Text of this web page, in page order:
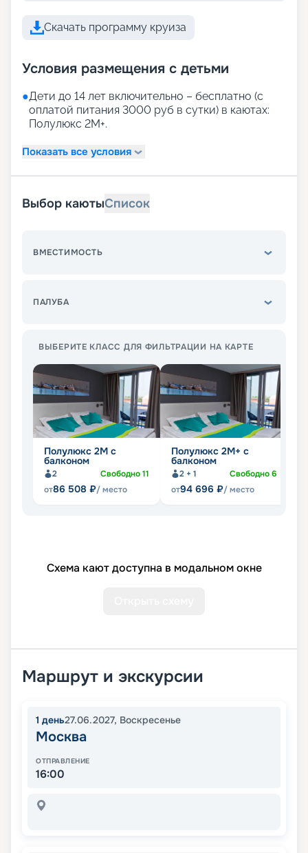
Скачать программу круиза
Условия размещения с детьми
●Дети до 14 лет включительно – бесплатно (с
оплатой питания 3000 руб в сутки) в каютах:
Полулюкс 2М+.
Показать все условия
Выбор каютыСписок
ВМЕСТИМОСТЬ
ПАЛУБА
ВЫБЕРИТЕ КЛАСС ДЛЯ ФИЛЬТРАЦИИ НА КАРТЕ
Полулюкс 2М с
балконом
2 Свободно11
от86 508 ₽/ место
Полулюкс 2М+ с
балконом
2 + 1 Свободно6
от94 696 ₽/ место
Схема кают доступна в модальном окне
Маршрут и экскурсии
1 день27.06.2027, Воскресенье
Москва
ОТПРАВЛЕНИЕ
16:00